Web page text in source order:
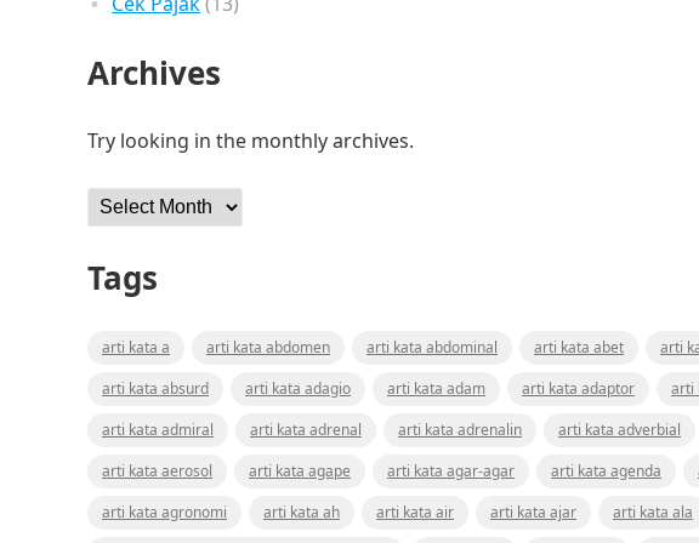
Archives
Try looking in the monthly archives.
Archives
Tags
arti kata a arti kata abdomen arti kata abdominal arti kata abet arti
arti kata absurd
arti kata adagio arti kata adam arti kata adaptor arti
arti kata admiral
arti kata adrenal arti kata adrenalin arti kata adverbial
arti kata aerosol
arti kata agape arti kata agar-agar arti kata agenda
arti kata agronomi
arti kata ah arti kata air arti kata ajar arti kata ala